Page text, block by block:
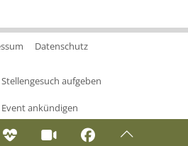
Datenschutz
Stellengesuch aufgeben
Event ankündigen
   